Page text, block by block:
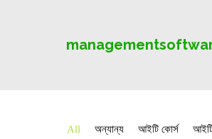
All অন্যান্য আইটি কোর্স
আইটি